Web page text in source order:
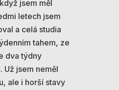
jsem měl
letech jsem
a celá studia
tahem, ze
dva týdny
Už jsem neměl
ale i horší stavy